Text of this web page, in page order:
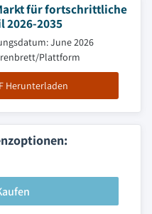
für fortschrittliche
2026-2035
June 2026
Plattform
Herunterladen